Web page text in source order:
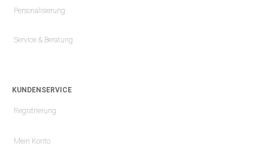
Personalisierung
Service & Beratung
KUNDENSERVICE
Registrierung
Mein Konto